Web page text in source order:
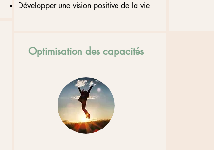
Développer une vision positive de la vie
Optimisation des capacités